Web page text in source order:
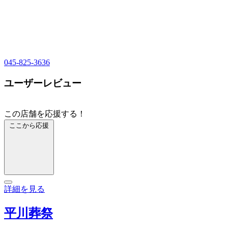
045-825-3636
ユーザーレビュー
この店舗を応援する！
ここから応援
詳細を見る
平川葬祭